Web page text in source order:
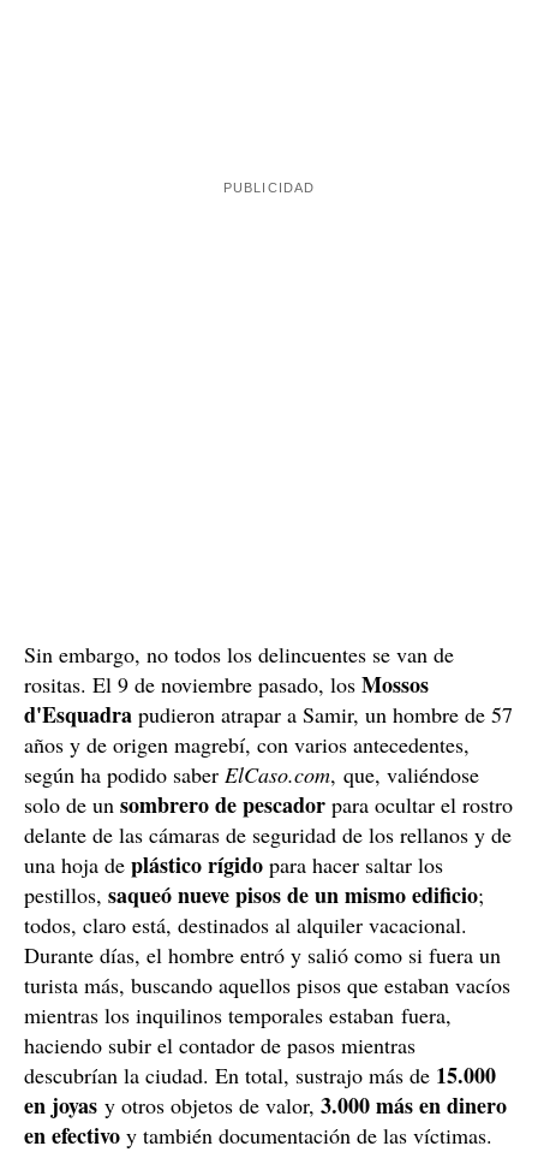
Sin embargo, no todos los delincuentes se van de
rositas. El 9 de noviembre pasado, los Mossos
d'Esquadra pudieron atrapar a Samir, un hombre de 57
años y de origen magrebí, con varios antecedentes,
según ha podido saber ElCaso.com, que, valiéndose
solo de un sombrero de pescador para ocultar el rostro
delante de las cámaras de seguridad de los rellanos y de
una hoja de plástico rígido para hacer saltar los
pestillos, saqueó nueve pisos de un mismo edificio;
todos, claro está, destinados al alquiler vacacional.
Durante días, el hombre entró y salió como si fuera un
turista más, buscando aquellos pisos que estaban vacíos
mientras los inquilinos temporales estaban fuera,
haciendo subir el contador de pasos mientras
descubrían la ciudad. En total, sustrajo más de 15.000
en joyas y otros objetos de valor, 3.000 más en dinero
en efectivo y también documentación de las víctimas.